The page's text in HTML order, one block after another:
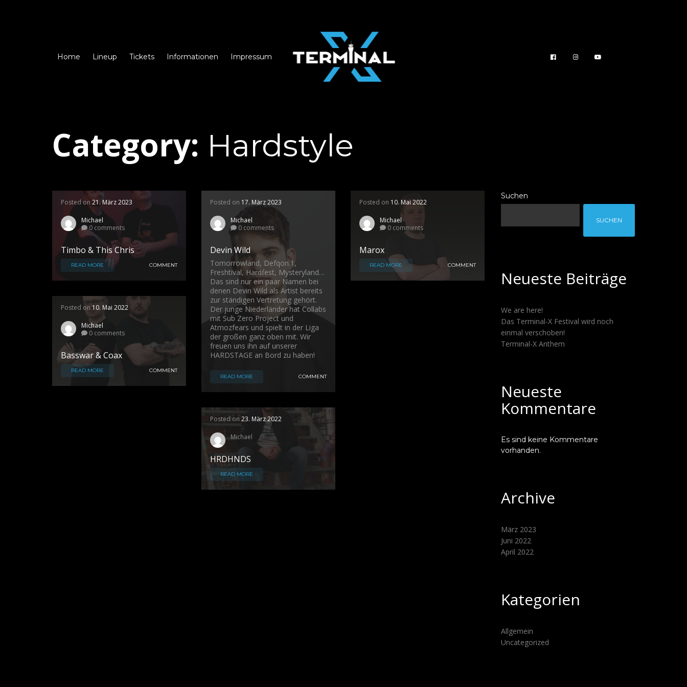
Home Lineup Tickets Informationen Impressum
Category: Hardstyle
Posted on 21. März 2023
Michael
0 comments
Timbo & This Chris
READ MORE COMMENT
Posted on 17. März 2023
Michael
0 comments
Devin Wild
Tomorrowland, Defqon.1,
Freshtival, Hardfest, Mysteryland…
Das sind nur ein paar Namen bei
denen Devin Wild als Artist bereits
zur ständigen Vertretung gehört.
Der junge Niederländer hat Collabs
mit Sub Zero Project und
Atmozfears und spielt in der Liga
der großen ganz oben mit. Wir
freuen uns ihn auf unserer
HARDSTAGE an Bord zu haben!
READ MORE COMMENT
Posted on 10. Mai 2022
Michael
0 comments
Marox
READ MORE COMMENT
Posted on10. Mai 2022
Michael
0 comments
Basswar & Coax
READ MORE COMMENT
Posted on 23. März 2022
Michael
HRDHNDS
READ MORE
Suchen
SUCHEN
Neueste Beiträge
We are here!
Das Terminal-X Festival wird noch
einmal verschoben!
Terminal-X Anthem
Neueste
Kommentare
Es sind keine Kommentare
vorhanden.
Archive
März 2023
Juni 2022
April 2022
Kategorien
Allgemein
Uncategorized